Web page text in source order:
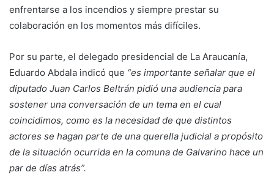
enfrentarse a los incendios y siempre prestar su
colaboración en los momentos más difíciles.
Por su parte, el delegado presidencial de La Araucanía,
Eduardo Abdala indicó que “es importante señalar que el
diputado Juan Carlos Beltrán pidió una audiencia para
sostener una conversación de un tema en el cual
coincidimos, como es la necesidad de que distintos
actores se hagan parte de una querella judicial a propósito
de la situación ocurrida en la comuna de Galvarino hace un
par de días atrás”.